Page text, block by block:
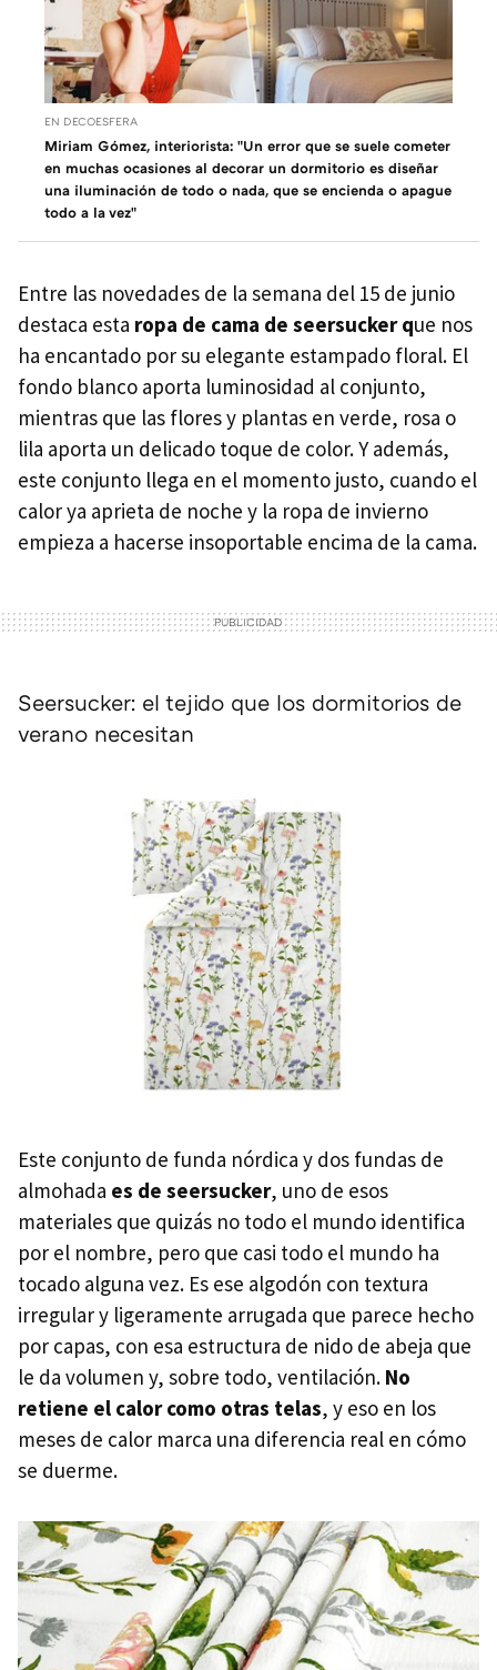
EN DECOESFERA
Miriam Gómez, interiorista: "Un error que se suele cometer
en muchas ocasiones al decorar un dormitorio es diseñar
una iluminación de todo o nada, que se encienda o apague
todo a la vez"
Entre las novedades de la semana del 15 de junio
destaca esta ropa de cama de seersucker que nos
ha encantado por su elegante estampado floral. El
fondo blanco aporta luminosidad al conjunto,
mientras que las flores y plantas en verde, rosa o
lila aporta un delicado toque de color. Y además,
este conjunto llega en el momento justo, cuando el
calor ya aprieta de noche y la ropa de invierno
empieza a hacerse insoportable encima de la cama.
Seersucker: el tejido que los dormitorios de
verano necesitan
Este conjunto de funda nórdica y dos fundas de
almohada es de seersucker, uno de esos
materiales que quizás no todo el mundo identifica
por el nombre, pero que casi todo el mundo ha
tocado alguna vez. Es ese algodón con textura
irregular y ligeramente arrugada que parece hecho
por capas, con esa estructura de nido de abeja que
le da volumen y, sobre todo, ventilación. No
retiene el calor como otras telas, y eso en los
meses de calor marca una diferencia real en cómo
se duerme.